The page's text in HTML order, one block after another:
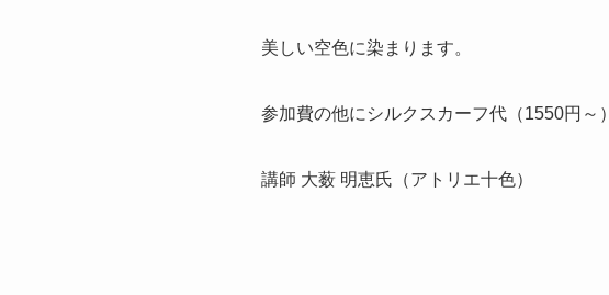
美しい空色に染まります。
参加費の他にシルクスカーフ代（1550円～）
講師 大薮 明恵氏（アトリエ十色）